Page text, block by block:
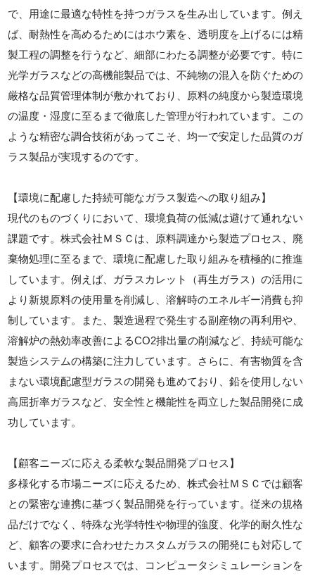
で、用途に最適な特性を持つガラスを生み出しています。例え
ば、耐熱性を高めるためにはホウ素を、透明度を上げるには精
製工程の調整を行うなど、細部にわたる調整が必要です。特に
光学ガラスなどの高機能製品では、不純物の混入を防ぐための
厳格な品質管理体制が敷かれており、原料の純度から製造環境
の温度・湿度に至るまで徹底した管理が行われています。この
ような精密な調合技術があってこそ、均一で安定した品質のガ
ラス製品が実現するのです。
【環境に配慮した持続可能なガラス製造への取り組み】
現代のものづくりにおいて、環境負荷の低減は避けて通れない
課題です。株式会社ＭＳＣは、原料調達から製造プロセス、廃
棄物処理に至るまで、環境に配慮した取り組みを積極的に推進
しています。例えば、ガラスカレット（再生ガラス）の活用に
より新規原料の使用量を削減し、溶解時のエネルギー消費も抑
制しています。また、製造過程で発生する副産物の再利用や、
溶解炉の熱効率改善によるCO2排出量の削減など、持続可能な
製造システムの構築に注力しています。さらに、有害物質を含
まない環境配慮型ガラスの開発も進めており、鉛を使用しない
高屈折率ガラスなど、安全性と機能性を両立した製品開発に成
功しています。
【顧客ニーズに応える柔軟な製品開発プロセス】
多様化する市場ニーズに応えるため、株式会社ＭＳＣでは顧客
との緊密な連携に基づく製品開発を行っています。従来の規格
品だけでなく、特殊な光学特性や物理的強度、化学的耐久性な
ど、顧客の要求に合わせたカスタムガラスの開発にも対応して
います。開発プロセスでは、コンピュータシミュレーションを